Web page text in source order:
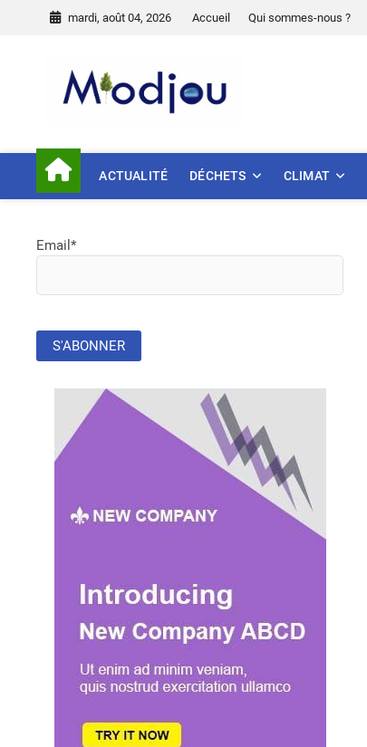
mardi, août 04, 2026 Accueil Qui sommes-nous ?
ACTUALITÉ DÉCHETS CLIMAT
Email*